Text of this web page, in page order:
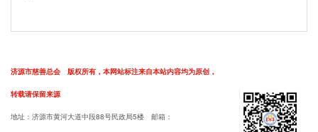
济源市慈善总会 版权所有，本网站标注来自本站内容均为原创，
转载请保留来源
地址：济源市黄河大道中段88号民政局5楼 邮箱：